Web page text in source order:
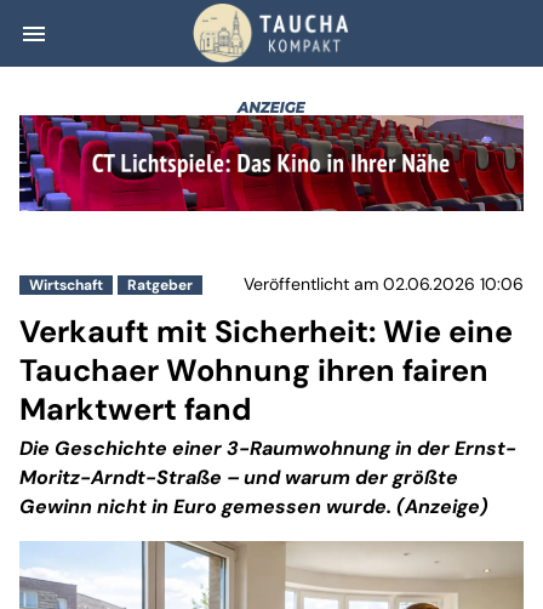
menu Verkauft mit
Wirtschaft Ratgeber Veröffentlicht am 02.06.2026 10:06
Verkauft mit Sicherheit: Wie eine
Tauchaer Wohnung ihren fairen
Marktwert fand
Die Geschichte einer 3-Raumwohnung in der Ernst-
Moritz-Arndt-Straße – und warum der größte
Gewinn nicht in Euro gemessen wurde. (Anzeige)